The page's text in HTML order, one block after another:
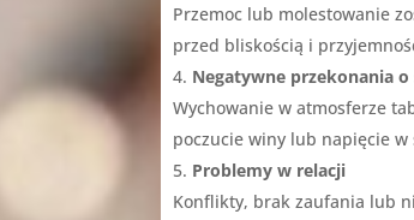
Przemoc lub molestowanie
przed bliskością i
Negatywne przekonania
Wychowanie w atmosferze
poczucie winy lub napięcie
Problemy w relacji
Konflikty, brak zaufania lub